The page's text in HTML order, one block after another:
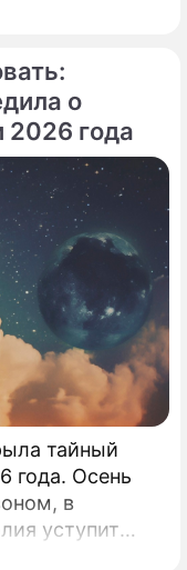
грядущим
мошенников
за 70
о
2026 года
тайный
года. Осень
в
уступит